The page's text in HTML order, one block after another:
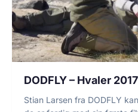
DODFLY – Hvaler
Stian Larsen fra DODFLY